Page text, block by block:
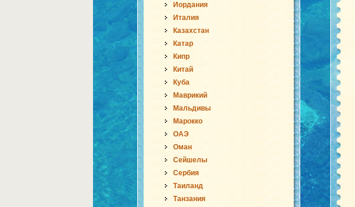
Иордания
Италия
Казахстан
Катар
Кипр
Китай
Куба
Маврикий
Мальдивы
Марокко
ОАЭ
Оман
Сейшелы
Сербия
Таиланд
Танзания